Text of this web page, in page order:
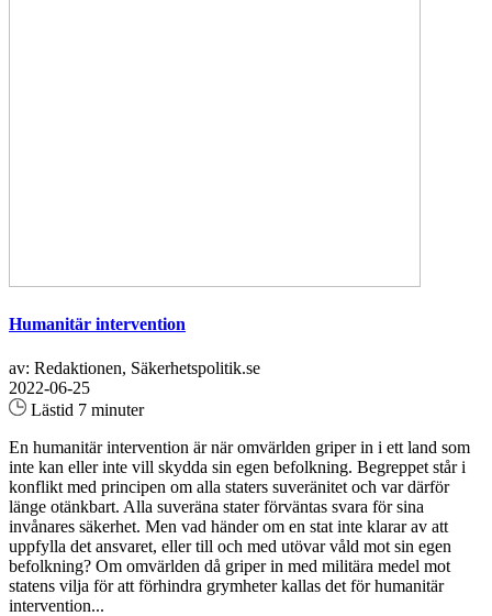
Humanitär intervention
av: Redaktionen, Säkerhetspolitik.se
2022-06-25
Lästid 7 minuter
En humanitär intervention är när omvärlden griper in i ett land som
inte kan eller inte vill skydda sin egen befolkning. Begreppet står i
konflikt med principen om alla staters suveränitet och var därför
länge otänkbart. Alla suveräna stater förväntas svara för sina
invånares säkerhet. Men vad händer om en stat inte klarar av att
uppfylla det ansvaret, eller till och med utövar våld mot sin egen
befolkning? Om omvärlden då griper in med militära medel mot
statens vilja för att förhindra grymheter kallas det för humanitär
intervention...